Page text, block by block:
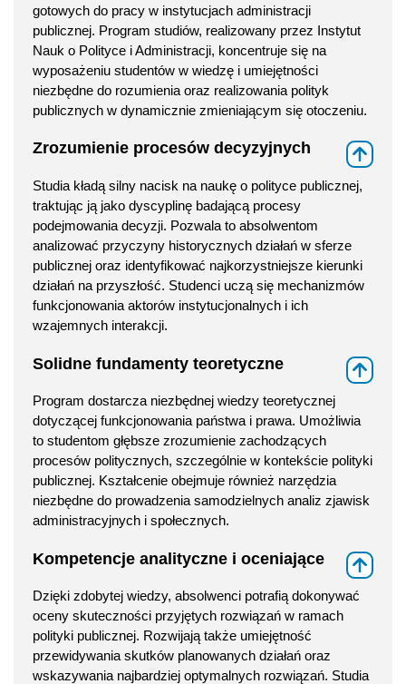
gotowych do pracy w instytucjach administracji
publicznej. Program studiów, realizowany przez Instytut
Nauk o Polityce i Administracji, koncentruje się na
wyposażeniu studentów w wiedzę i umiejętności
niezbędne do rozumienia oraz realizowania polityk
publicznych w dynamicznie zmieniającym się otoczeniu.
Zrozumienie procesów decyzyjnych
Studia kładą silny nacisk na naukę o polityce publicznej,
traktując ją jako dyscyplinę badającą procesy
podejmowania decyzji. Pozwala to absolwentom
analizować przyczyny historycznych działań w sferze
publicznej oraz identyfikować najkorzystniejsze kierunki
działań na przyszłość. Studenci uczą się mechanizmów
funkcjonowania aktorów instytucjonalnych i ich
wzajemnych interakcji.
Solidne fundamenty teoretyczne
Program dostarcza niezbędnej wiedzy teoretycznej
dotyczącej funkcjonowania państwa i prawa. Umożliwia
to studentom głębsze zrozumienie zachodzących
procesów politycznych, szczególnie w kontekście polityki
publicznej. Kształcenie obejmuje również narzędzia
niezbędne do prowadzenia samodzielnych analiz zjawisk
administracyjnych i społecznych.
Kompetencje analityczne i oceniające
Dzięki zdobytej wiedzy, absolwenci potrafią dokonywać
oceny skuteczności przyjętych rozwiązań w ramach
polityki publicznej. Rozwijają także umiejętność
przewidywania skutków planowanych działań oraz
wskazywania najbardziej optymalnych rozwiązań. Studia